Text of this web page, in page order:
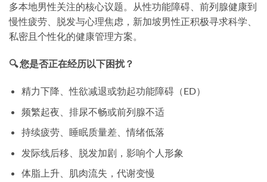
多本地男性关注的核心议题。从性功能障碍、前列腺健康到
慢性疲劳、脱发与心理焦虑，新加坡男性正积极寻求科学、
私密且个性化的健康管理方案。
🔍 您是否正在经历以下困扰？
精力下降、性欲减退或勃起功能障碍（ED）
频繁起夜、排尿不畅或前列腺不适
持续疲劳、睡眠质量差、情绪低落
发际线后移、脱发加剧，影响个人形象
体脂上升、肌肉流失，代谢变慢